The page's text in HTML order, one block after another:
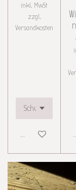
inkl. MwSt
zzgl.
Versandkosten
Details anzeigen